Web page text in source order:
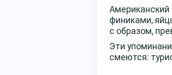
Американский
финиками,
с образом,
Эти
смеются: